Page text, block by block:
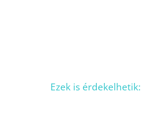
Ezek is érdekelhetik: